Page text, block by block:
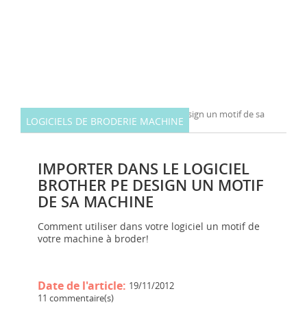
LOGICIELS DE BRODERIE MACHINE
IMPORTER DANS LE LOGICIEL
BROTHER PE DESIGN UN MOTIF
DE SA MACHINE
Comment utiliser dans votre logiciel un motif de
votre machine à broder!
Date de l'article: 19/11/2012
11 commentaire(s)